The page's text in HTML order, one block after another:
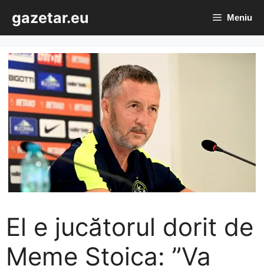
conținut
gazetar.eu Meniu
El e jucătorul dorit de
Meme Stoica: ”Va